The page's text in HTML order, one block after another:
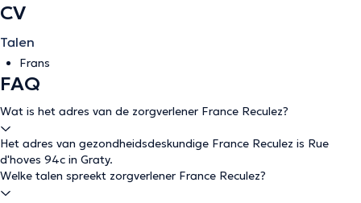
CV
Talen
Frans
FAQ
Wat is het adres van de zorgverlener France Reculez?
Het adres van gezondheidsdeskundige France Reculez is Rue
d'hoves 94c in Graty.
Welke talen spreekt zorgverlener France Reculez?